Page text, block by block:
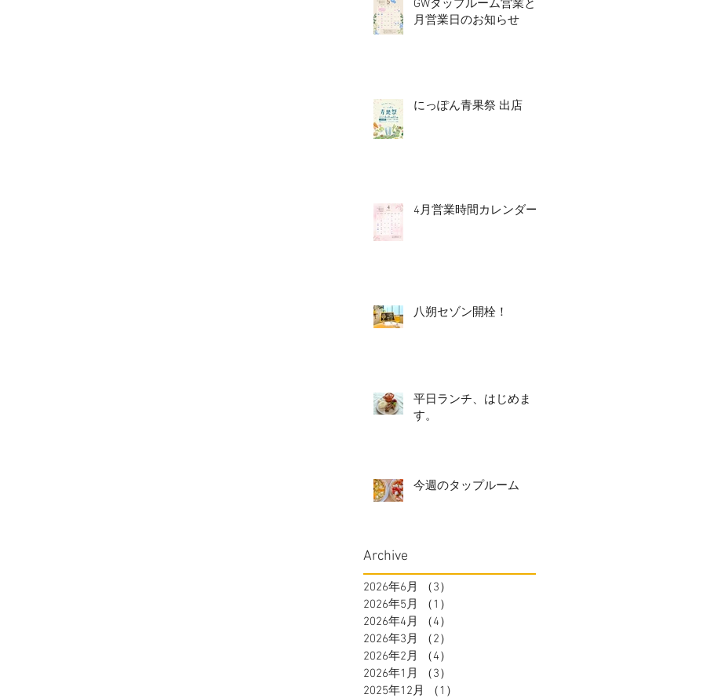
GWタップルーム営業と5
月営業日のお知らせ
にっぽん青果祭 出店
4月営業時間カレンダー
八朔セゾン開栓！
平日ランチ、はじめま
す。
今週のタップルーム
Archive
2026年6月 （3）
2026年5月
（1）
2026年4月
（4）
2026年3月
（2）
2026年2月
（4）
2026年1月
（3）
2025年12月
（1）